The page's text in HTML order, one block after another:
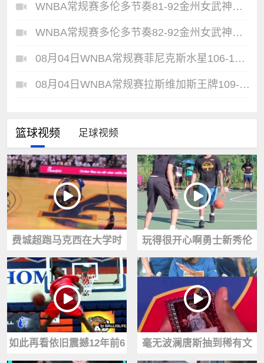
WNBA常规赛多伦多节奏81-92金州女武神全场集锦
WNBA常规赛多伦多节奏82-92金州女武神全场集锦
08月04日WNBA常规赛菲尼克斯水星106-101芝加哥天空全场集锦
08月04日WNBA常规赛拉斯维加斯王牌109-87亚特兰大梦想全场集锦
篮球视频 足球视频
费城超跑马克西在大学时
就已经是个狠角色了！
玩得很开心啊勇士新秀伦
德博格回到儿时打球的公
园一顿乱杀~
如此再看依旧震撼12年前6
毫无波澜唐斯抽到稀有文